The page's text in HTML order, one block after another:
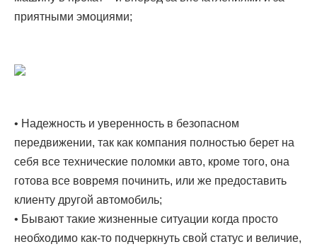
приятными эмоциями;
• Надежность и уверенность в безопасном
передвижении, так как компания полностью берет на
себя все технические поломки авто, кроме того, она
готова все вовремя починить, или же предоставить
клиенту другой автомобиль;
• Бывают такие жизненные ситуации когда просто
необходимо как-то подчеркнуть свой статус и величие,